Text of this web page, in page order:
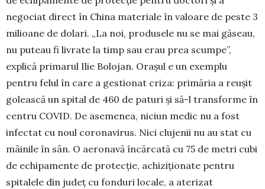
negociat direct în China materiale în valoare de peste 3
milioane de dolari. „La noi, produsele nu se mai găseau,
nu puteau fi livrate la timp sau erau prea scumpe”,
explică primarul Ilie Bolojan. Orașul e un exemplu
pentru felul în care a gestionat criza: primăria a reușit
golească un spital de 460 de paturi și să-l transforme în
centru COVID. De asemenea, niciun medic nu a fost
infectat cu noul coronavirus. Nici clu­jenii nu au stat cu
mâinile în sân. O aero­navă încărcată cu 75 de metri cubi
de echi­pa­mente de protecție, achiziționate pentru
spitalele din județ cu fonduri locale, a ate­rizat